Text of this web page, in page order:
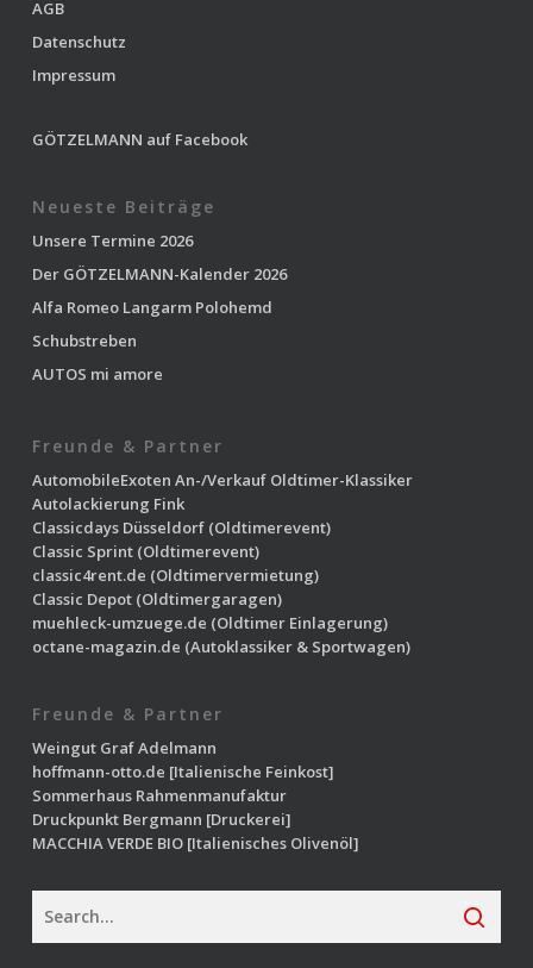
AGB
Datenschutz
Impressum
GÖTZELMANN auf Facebook
Neueste Beiträge
Unsere Termine 2026
Der GÖTZELMANN-Kalender 2026
Alfa Romeo Langarm Polohemd
Schubstreben
AUTOS mi amore
Freunde & Partner
AutomobileExoten An-/Verkauf Oldtimer-Klassiker
Autolackierung Fink
Classicdays Düsseldorf(Oldtimerevent)
Classic Sprint(Oldtimerevent)
classic4rent.de (Oldtimervermietung)
Classic Depot(Oldtimergaragen)
muehleck-umzuege.de (Oldtimer Einlagerung)
octane-magazin.de (Autoklassiker & Sportwagen)
Freunde & Partner
Weingut Graf Adelmann
hoffmann-otto.de [Italienische Feinkost]
Sommerhaus Rahmenmanufaktur
Druckpunkt Bergmann [Druckerei]
MACCHIA VERDE BIO[Italienisches Olivenöl]